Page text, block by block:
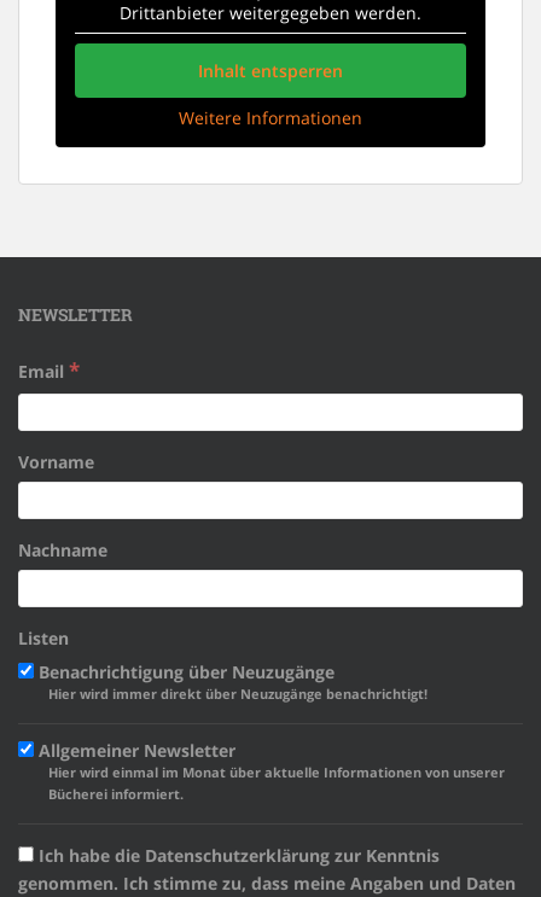
Drittanbieter weitergegeben werden.
Inhalt entsperren
Weitere Informationen
NEWSLETTER
Email *
Vorname
Nachname
Listen
Benachrichtigung über Neuzugänge
Hier wird immer direkt über Neuzugänge benachrichtigt!
Allgemeiner Newsletter
Hier wird einmal im Monat über aktuelle Informationen von unserer
Bücherei informiert.
Ich habe die Datenschutzerklärung zur Kenntnis
genommen. Ich stimme zu, dass meine Angaben und Daten